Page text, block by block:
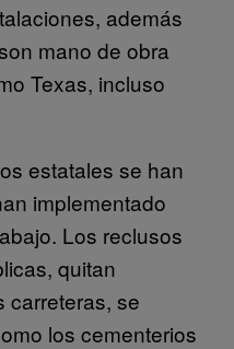
además
mano de obra
Texas, incluso
estatales se han
implementado
Los reclusos
quitan
carreteras, se
los cementerios